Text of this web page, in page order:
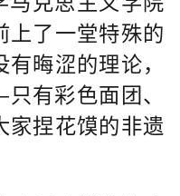
上了一堂特殊的
晦涩的理论，
有彩色面团、
家捏花馍的非遗